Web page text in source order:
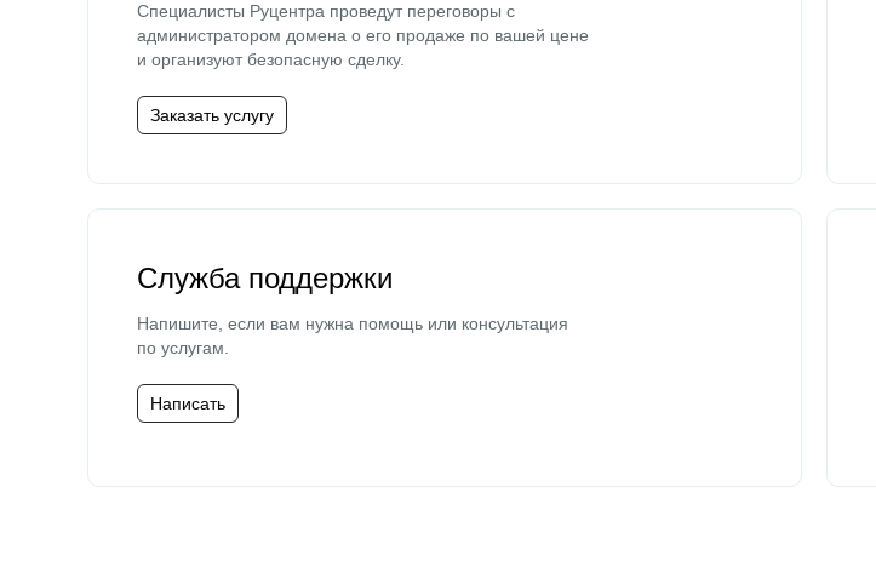
Специалисты Руцентра проведут переговоры с
администратором домена о его продаже по вашей цене
и организуют безопасную сделку.
Заказать услугу
Служба поддержки
Напишите, если вам нужна помощь или консультация
по услугам.
Написать